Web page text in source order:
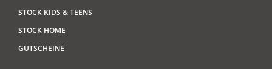
STOCK KIDS & TEENS
STOCK HOME
GUTSCHEINE